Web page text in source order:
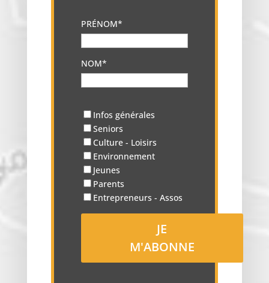
PRÉNOM*
NOM*
Infos générales
Seniors
Culture - Loisirs
Environnement
Jeunes
Parents
Entrepreneurs - Assos